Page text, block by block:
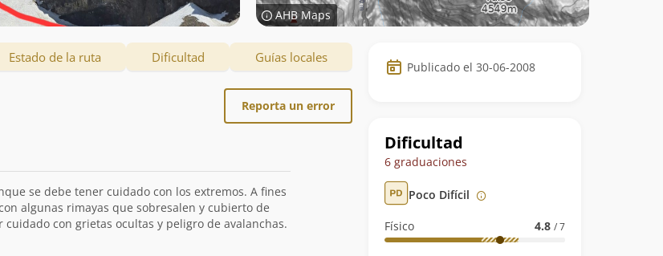
AHB Maps
Datos
de
ruta
Publicado el 30-06-2008
Dificultad
6 graduaciones
Poco Difícil
Físico 4.8 / 7
Estado de la ruta Dificultad Guías locales
Reporta un error
se debe tener cuidado con los extremos. A fines
algunas rimayas que sobresalen y cubierto de
con grietas ocultas y peligro de avalanchas.